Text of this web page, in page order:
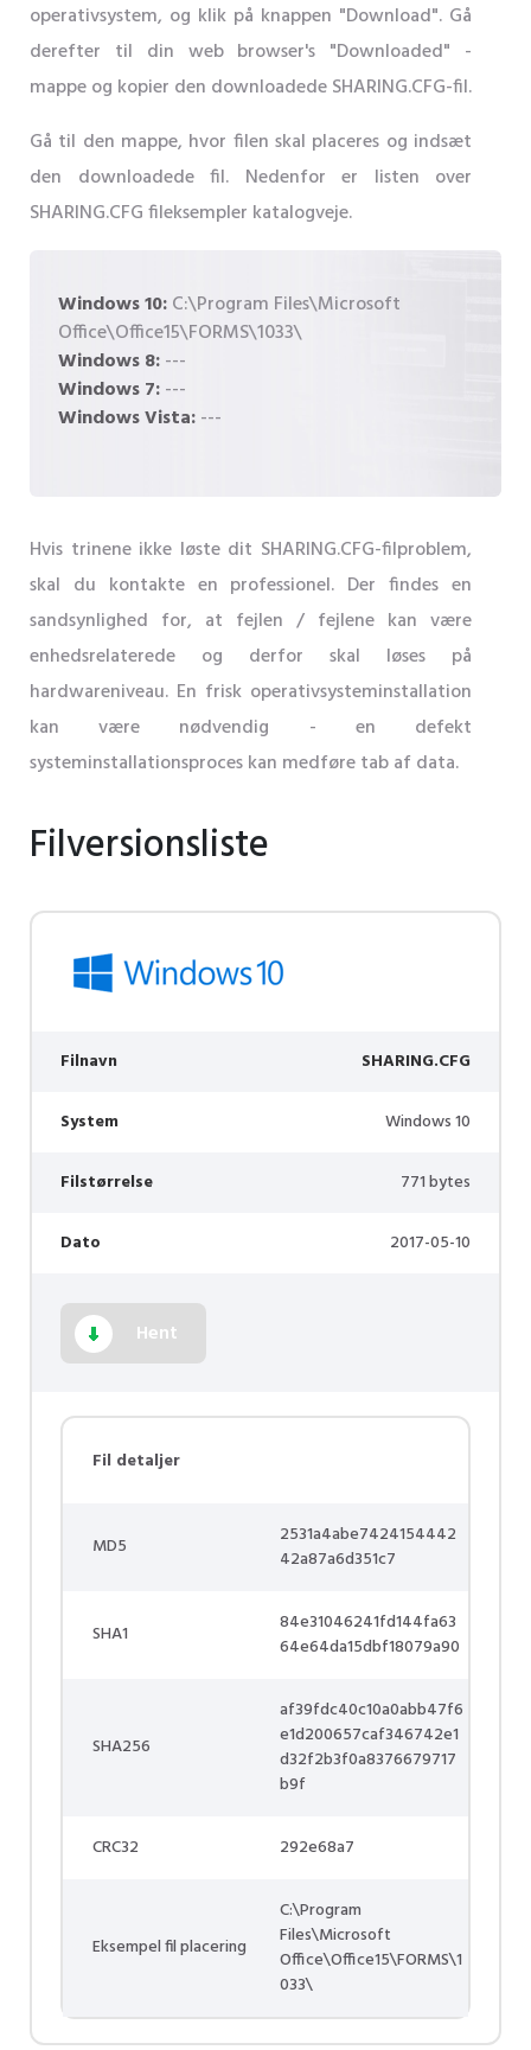
operativsystem, og klik på knappen "Download". Gå
derefter til din web browser's "Downloaded" -
mappe og kopier den downloadede SHARING.CFG-fil.
Gå til den mappe, hvor filen skal placeres og indsæt
den downloadede fil. Nedenfor er listen over
SHARING.CFG fileksempler katalogveje.
Windows 10:C:\Program Files\Microsoft
Office\Office15\FORMS\1033\
Windows 8:---
Windows 7:---
Windows Vista:---
Hvis trinene ikke løste dit SHARING.CFG-filproblem,
skal du kontakte en professionel. Der findes en
sandsynlighed for, at fejlen / fejlene kan være
enhedsrelaterede og derfor skal løses på
hardwareniveau. En frisk operativsysteminstallation
kan være nødvendig - en defekt
systeminstallationsproces kan medføre tab af data.
Filversionsliste
Filnavn SHARING.CFG
System Windows 10
Filstørrelse 771 bytes
Dato 2017-05-10
Hent
Fil detaljer
MD5
2531a4abe7424154442
42a87a6d351c7
SHA1
84e31046241fd144fa63
64e64da15dbf18079a90
SHA256
af39fdc40c10a0abb47f6
e1d200657caf346742e1
d32f2b3f0a8376679717
b9f
CRC32 292e68a7
Eksempel fil placering
C:\Program
Files\Microsoft
Office\Office15\FORMS\1
033\